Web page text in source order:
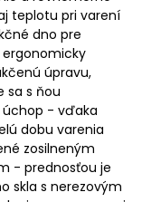
teplotu pri varení
dno pre
úpravu,
sa s ňou
úchop - vďaka
dobu varenia
zosilneným
- prednosťou je
skla s nerezovým